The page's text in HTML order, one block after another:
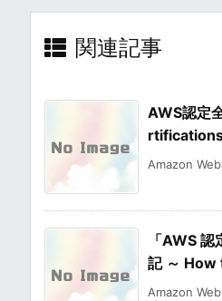
関連記事
AWS認定
Amazon
「AWS
記 ～
Amazon